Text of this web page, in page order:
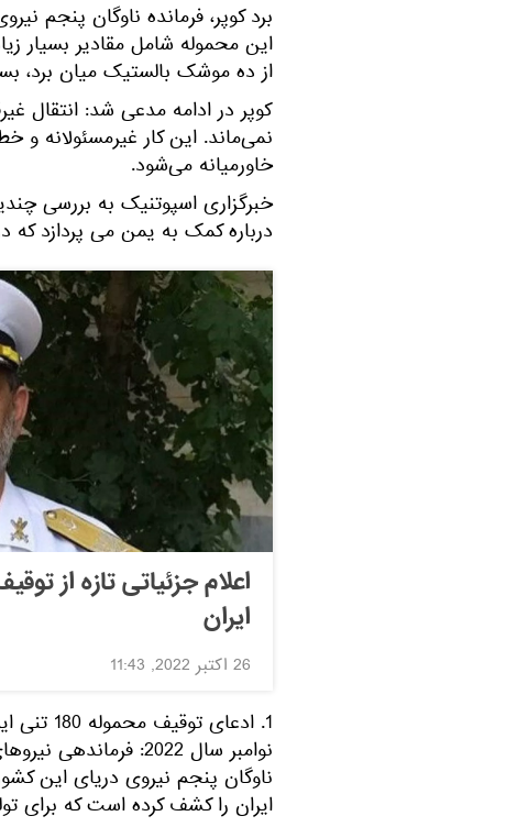
برد کوپر، فرمانده ناوگان پنجم
این محموله شامل مقادیر بسیار
از ده موشک بالستیک میان برد،
کوپر در ادامه مدعی شد: انتقال
نمی‌ماند. این کار غیرمسئولانه
خاورمیانه می‌شود.
خبرگزاری اسپوتنیک به بررسی
درباره کمک به یمن می پردازد
ایران
26 اکتبر 2022, 11:43
نوامبر سال 2022:
ناوگان پنجم نیروی دریای این
ایران را کشف کرده است که برای